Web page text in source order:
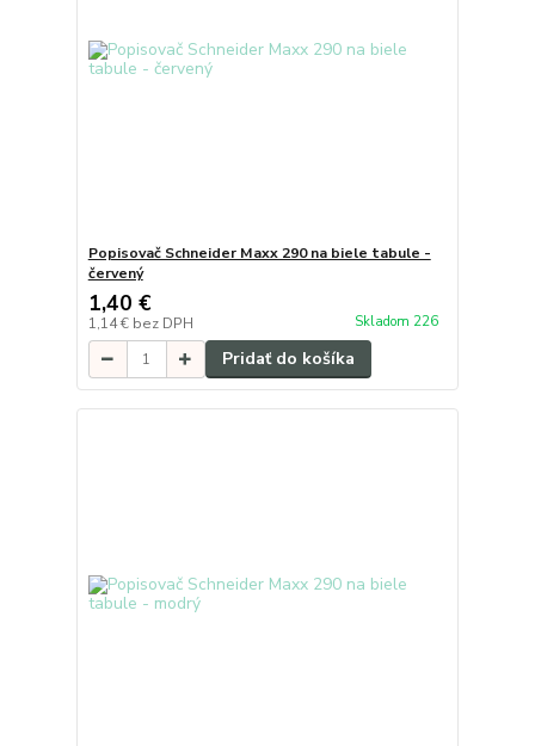
Popisovač Schneider Maxx 290 na biele tabule -
červený
1,40 €
1,14 € bez DPH Skladom 226
Pridať do košíka